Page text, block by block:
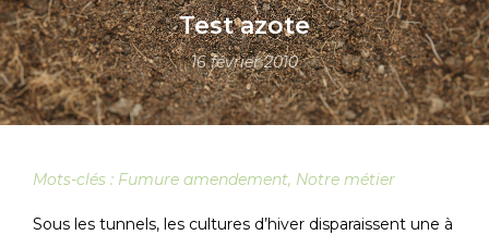
Test azote
16 février 2010
Mots-clés : Fumure amendement, Notre métier
Sous les tunnels, les cultures d’hiver disparaissent une à